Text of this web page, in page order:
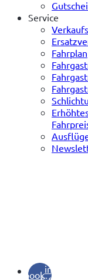
Service
Fahrplan
facebookin